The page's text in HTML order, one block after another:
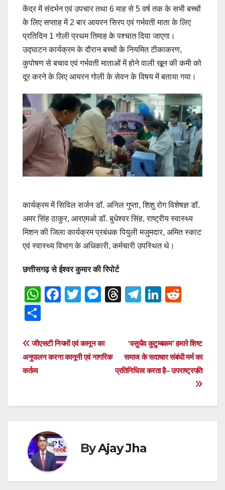
केंद्र में संदर्भन एवं उपचार तथा 6 माह से 5 वर्ष तक के सभी बच्चों
के लिए सप्ताह में 2 बार आयरन सिरप एवं गर्भवती माता के लिए
प्रतिदिन 1 गोली प्रथम तिमाह के पश्चात दिया जाएगा।
उद्घाटन कार्यक्रम के दौरान बच्चों के नियमित टीकाकरण,
कुपोषण से बचाव एवं गर्भवती माताओं में होने वाली खून की कमी को
दूर करने के लिए आयरन गोली के सेवन के विषय में बताया गया।
कार्यक्रम में सिविल सर्जन डॉ. अनिल गुप्ता, शिशु रोग विशेषज्ञ डॉ.
अमर सिंह ठाकुर, आरएमओ डॉ. बुधेश्वर सिंह, राष्ट्रीय स्वास्थ्य
मिशन की जिला कार्यक्रम प्रबंधक पियुली मजुमदार, अमित स्काट
एवं स्वास्थ्य विभाग के अधिकारी, कर्मचारी उपस्थित थे।
छत्तीसगढ़ से ईश्वर कुमार की रिपोर्ट
W
s
A
F
e
b
k
T
er
M
e
n
T
a
d
s
T
gr
a
m
Li
e
dI
n
di
t
ar
e
Post
navigation
‘वसुधैव कुटुम्बकम’ हमारे शिष्ट
समाज के सदाचार संबंधी मर्म का
प्रतिनिधित्व करता है– उपराष्ट्रपति
जीएसटी नियमों एवं कानून का
अनुपालन करना कानूनी एवं नागरिक
कर्तव्य
ByAjay Jha